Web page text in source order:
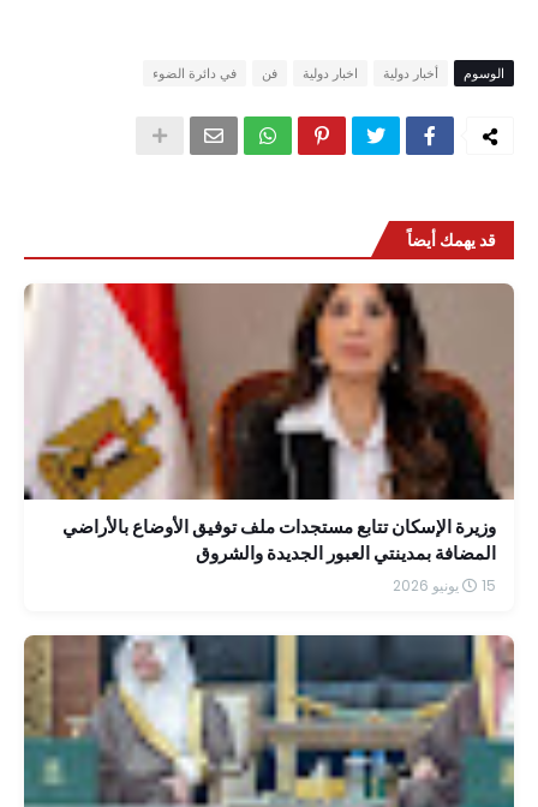
الوسوم أخبار دولية اخبار دولية فن في دائرة الضوء
قد يهمك أيضاً
وزيرة الإسكان تتابع مستجدات ملف توفيق الأوضاع بالأراضي
المضافة بمدينتي العبور الجديدة والشروق
15 يونيو 2026